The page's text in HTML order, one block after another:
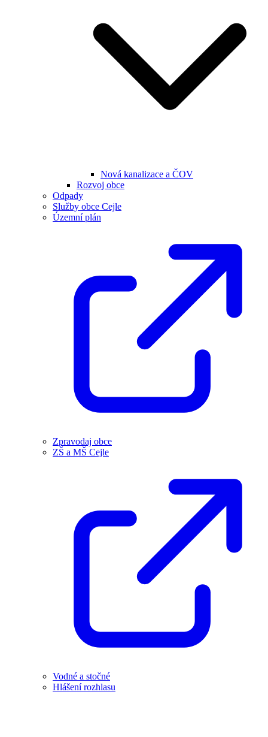
Nová kanalizace a ČOV
Rozvoj obce
Odpady
Služby obce Cejle
Územní plán
Zpravodaj obce
ZŠ a MŠ Cejle
Vodné a stočné
Hlášení rozhlasu